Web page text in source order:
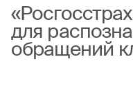
для
обращений